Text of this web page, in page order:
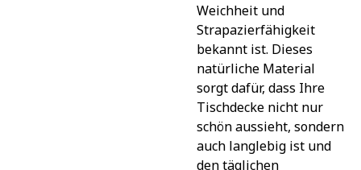
Weichheit und
Strapazierfähigkeit
bekannt ist. Dieses
natürliche Material
sorgt dafür, dass Ihre
Tischdecke nicht nur
schön aussieht, sondern
auch langlebig ist und
den täglichen